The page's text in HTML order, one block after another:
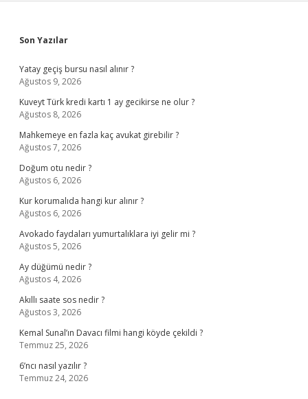
Sidebar
Son Yazılar
Yatay geçiş bursu nasıl alınır ?
Ağustos 9, 2026
Kuveyt Türk kredi kartı 1 ay gecikirse ne olur ?
Ağustos 8, 2026
Mahkemeye en fazla kaç avukat girebilir ?
Ağustos 7, 2026
Doğum otu nedir ?
Ağustos 6, 2026
Kur korumalıda hangi kur alınır ?
Ağustos 6, 2026
Avokado faydaları yumurtalıklara iyi gelir mi ?
Ağustos 5, 2026
Ay düğümü nedir ?
Ağustos 4, 2026
Akıllı saate sos nedir ?
Ağustos 3, 2026
Kemal Sunal’ın Davacı filmi hangi köyde çekildi ?
Temmuz 25, 2026
6’ncı nasıl yazılır ?
Temmuz 24, 2026